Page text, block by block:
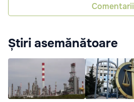
Comentarii
Știri asemănătoare